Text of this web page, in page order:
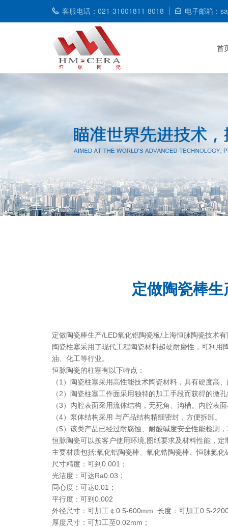
客服电话：021-31601811-8018 电子邮箱：
首
定做陶瓷棒
定做陶瓷棒生产/LED氧化铝陶瓷板/上海恒脉陶瓷技术
陶瓷柱塞采用了现代工程陶瓷材料超硬耐磨性，可利
油、化工等行业。
恒脉陶瓷的柱塞有以下特点：
（1）陶瓷柱塞采用高性能技术陶瓷材料，具有硬度高
（2）陶瓷柱塞工作面采用独特的加工手段而获得的微
（3）内腔表面采用流体结构，无死角、沟槽。内腔表
（4）泵体结构采用 与产品结构精细密封，方便拆卸。
（5）该类产品已经过耐腐蚀、耐酸碱度安全性能检测
恒脉陶瓷可以按客户使用环境,图纸要求及材料性能，
主要材质包括:氧化铝陶瓷棒、氧化锆陶瓷棒、恒脉氮化
尺寸精度：可到0.001；
光洁度：可达Ra0.03；
同心度：可达0.01；
平行度：可到0.002
外径尺寸：可加工￠0.5-600mm 长度：可加工0.5-
厚度尺寸：可加工至0.02mm；